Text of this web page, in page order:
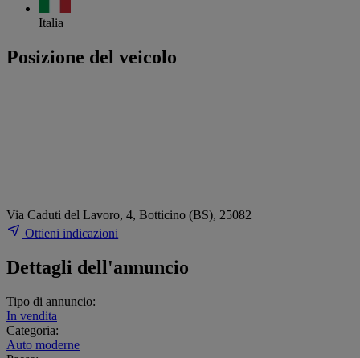
Italia
Posizione del veicolo
Via Caduti del Lavoro, 4, Botticino (BS), 25082
Ottieni indicazioni
Dettagli dell'annuncio
Tipo di annuncio:
In vendita
Categoria:
Auto moderne